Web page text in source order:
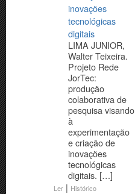
inovações
tecnológicas
digitais
LIMA JUNIOR,
Walter Teixeira.
Projeto Rede
JorTec:
produção
colaborativa de
pesquisa visando
à
experimentação
e criação de
inovações
tecnológicas
digitais. […]
Ler | Histórico